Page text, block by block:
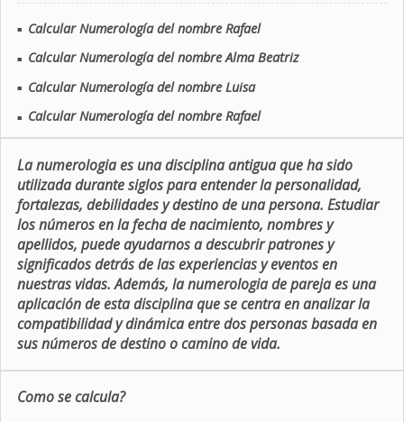
■ Calcular Numerología del nombre Rafael
■ Calcular Numerología del nombre Alma Beatriz
■ Calcular Numerología del nombre Luisa
■ Calcular Numerología del nombre Rafael
La numerologia es una disciplina antigua que ha sido
utilizada durante siglos para entender la personalidad,
fortalezas, debilidades y destino de una persona. Estudiar
los números en la fecha de nacimiento, nombres y
apellidos, puede ayudarnos a descubrir patrones y
significados detrás de las experiencias y eventos en
nuestras vidas. Además, la numerologia de pareja es una
aplicación de esta disciplina que se centra en analizar la
compatibilidad y dinámica entre dos personas basada en
sus números de destino o camino de vida.
Como se calcula?